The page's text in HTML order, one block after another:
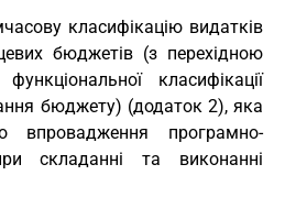
класифікацію видатків
бюджетів (з перехідною
класифікації
бюджету) (додаток 2), яка
впровадження програмно-
складанні та виконанні